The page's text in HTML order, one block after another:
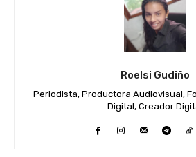
Roelsi Gudiño
Periodista, Productora Audiovisual,
Digital, Creador